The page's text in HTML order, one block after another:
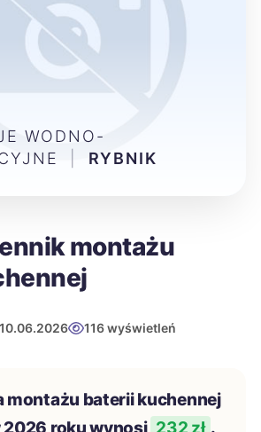
montażu
116 wyświetleń
montażu baterii kuchennej
WODNO-
RYBNIK